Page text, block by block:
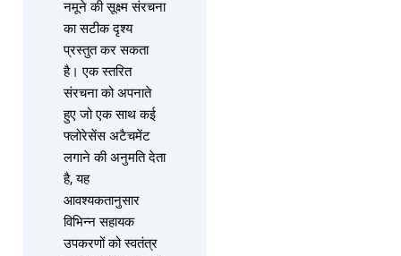
नमूने की सूक्ष्म संरचना
का सटीक दृश्य
प्रस्तुत कर सकता
है। एक स्तरित
संरचना को अपनाते
हुए जो एक साथ कई
फ्लोरेसेंस अटैचमेंट
लगाने की अनुमति देता
है, यह
आवश्यकतानुसार
विभिन्न सहायक
उपकरणों को स्वतंत्र